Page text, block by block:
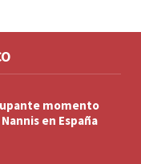
momento
en España